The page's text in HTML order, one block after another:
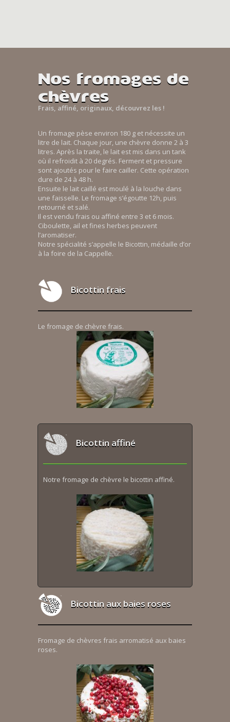
Nos fromages de
chèvres
Frais, affiné, originaux, découvrez les !
Un fromage pèse environ 180 g et nécessite un
litre de lait. Chaque jour, une chèvre donne 2 à 3
litres. Après la traite, le lait est mis dans un tank
où il refroidit à 20 degrés. Ferment et pressure
sont ajoutés pour le faire cailler. Cette opération
dure de 24 à 48 h.
Ensuite le lait caillé est moulé à la louche dans
une faisselle. Le fromage s’égoutte 12h, puis
retourné et salé.
Il est vendu frais ou affiné entre 3 et 6 mois.
Ciboulette, ail et fines herbes peuvent
l’aromatiser.
Notre spécialité s’appelle le Bicottin, médaille d’or
à la foire de la Cappelle.
Bicottin frais
Le fromage de chèvre frais.
Bicottin affiné
Notre fromage de chèvre le bicottin affiné.
Bicottin aux baies roses
Fromage de chèvres frais arromatisé aux baies
roses.